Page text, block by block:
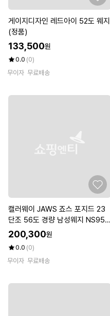
게이지디자인 레드아이 52도 웨지
(정품)
133,500원
0.0 (0)
무이자 무료배송
캘러웨이 JAWS 죠스 포지드 23
단조 56도 경량 남성웨지 NS950
R
200,300원
0.0 (0)
무이자 무료배송